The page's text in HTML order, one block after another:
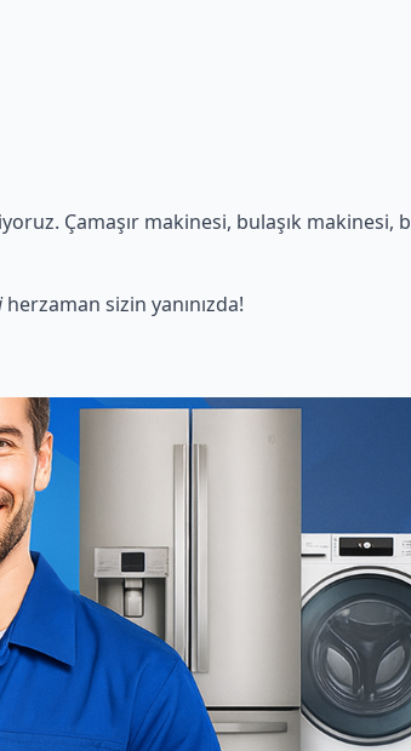
Çamaşır makinesi, bulaşık makinesi,
herzaman sizin yanınızda!